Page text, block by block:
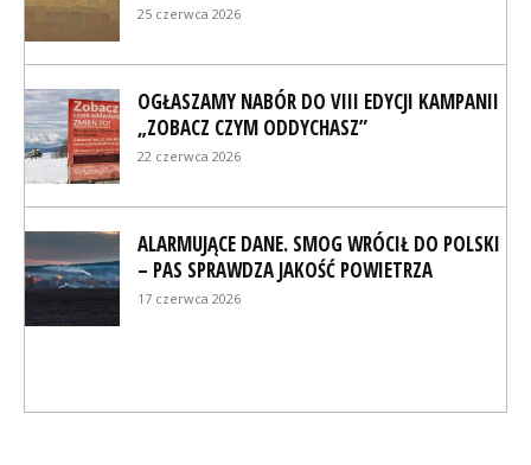
25 czerwca 2026
OGŁASZAMY NABÓR DO VIII EDYCJI KAMPANII
„ZOBACZ CZYM ODDYCHASZ”
22 czerwca 2026
ALARMUJĄCE DANE. SMOG WRÓCIŁ DO POLSKI
– PAS SPRAWDZA JAKOŚĆ POWIETRZA
17 czerwca 2026